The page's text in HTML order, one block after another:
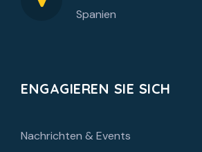
Spanien
ENGAGIEREN SIE SICH
Nachrichten & Events